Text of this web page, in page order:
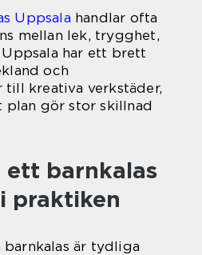
Uppsala handlar ofta
mellan lek, trygghet,
har ett brett
och
kreativa verkstäder,
plan gör stor skillnad
ett barnkalas
praktiken
är tydliga